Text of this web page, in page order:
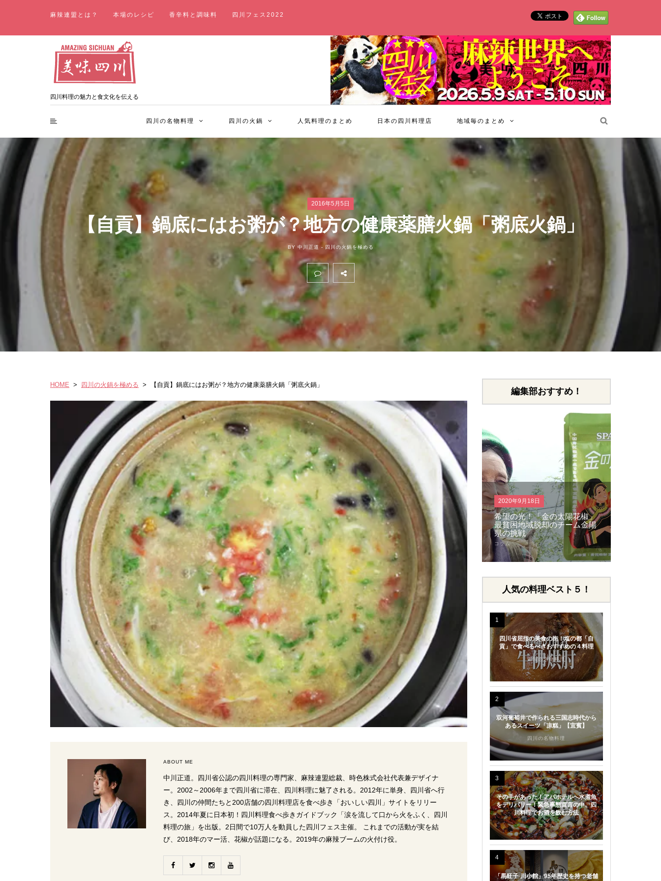
麻辣連盟とは？ 本場のレシピ 香辛料と調味料 四川フェス2022
四川料理の魅力と食文化を伝える
四川の名物料理 四川の火鍋 人気料理のまとめ 日本の四川料理店 地域毎のまとめ
2016年5月5日
【自貢】鍋底にはお粥が？地方の健康薬膳火鍋「粥底火鍋」
BY 中川正道 - 四川の火鍋を極める
HOME > 四川の火鍋を極める > 【自貢】鍋底にはお粥が？地方の健康薬膳火鍋「粥底火鍋」
ABOUT ME
中川正道。四川省公認の四川料理の専門家、麻辣連盟総裁、時色株式会社代表兼デザイナ
ー。2002～2006年まで四川省に滞在、四川料理に魅了される。2012年に単身、四川省へ行
き、四川の仲間たちと200店舗の四川料理店を食べ歩き「おいしい四川」サイトをリリー
ス。2014年夏に日本初！四川料理食べ歩きガイドブック「涙を流して口から火をふく、四川
料理の旅」を出版。2日間で10万人を動員した四川フェス主催。 これまでの活動が実を結
び、2018年のマー活、花椒が話題になる。2019年の麻辣ブームの火付け役。
編集部おすすめ！
びれまくるマー活！
を超える次のブーム
2021年12月29日
【保存版】麻辣民主化への一
歩！麻辣グランプリ2021完全
レポート（1万字）
イベント
2021年2月13日
66店舗が参加！累計リツイー
ト1.2万回以上！新しい可能
性を切り開いた四川フェス
2020@オンラインのまとめ
イベント
2020年9月18日
希望の光！「金の太陽花椒」
最貧困地域脱却のチーム金陽
県の挑戦
2018年4月21日
6万5千人が歓喜！日本で一番
熱い四川料理の日！四川フェ
ス2018大成功！！
イベント
人気の料理ベスト５！
1
四川省屈指の美食の街！塩の都「自
貢」で食べるべきおすすめの４料理
四川の名物料理
2
双河葡萄井で作られる三国志時代から
あるスイーツ「凉糕」【宜賓】
四川の名物料理
3
その手があった！アパホテルへ水煮魚
をデリバリー！緊急事態宣言の中、四
川料理でお酒を飲む方法
コラム
4
「馬旺子·川小館」95年歴史を持つ老舗